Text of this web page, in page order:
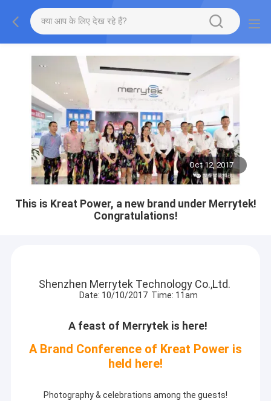
Oct 12, 2017
This is Kreat Power, a new brand under Merrytek!
Congratulations!
Shenzhen Merrytek Technology Co.,Ltd.
Date: 10/10/2017 Time: 11am
A feast of Merrytek is here!
A Brand Conference of Kreat Power is
held here!
Photography & celebrations among the guests!